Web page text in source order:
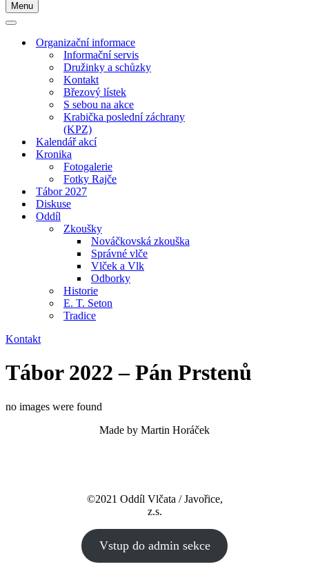
Menu
Navigační
Navigační
Organizační informace
Informační servis
Družinky a schůzky
Kontakt
Březový lístek
S sebou na akce
Krabička poslední záchrany
(KPZ)
Kalendář akcí
Kronika
Fotogalerie
Fotky Rajče
Tábor 2027
Diskuse
Oddíl
Zkoušky
Nováčkovská zkouška
Správné vlče
Vlček a Vlk
Odborky
Historie
E. T. Seton
Tradice
Kontakt
Tábor 2022 – Pán Prstenů
no images were found
Made by Martin Horáček
©2021 Oddíl Vlčata / Javořice,
z.s.
Vstup do admin sekce